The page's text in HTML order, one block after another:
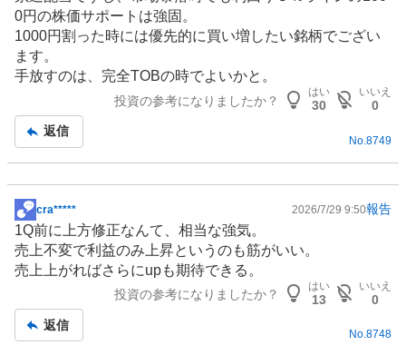
示
板
記
事
0円の株価サポートは強固。
1000円割った時には優先的に買い増したい銘柄でござい
ます。
手放すのは、完全TOBの時でよいかと。
投資の参考になりましたか？
はい
30
いいえ
0
返信
No. 8749
掲
示
板
記
cra***** 2026/7/29 9:50報告
1Q前に上方修正なんて、相当な強気。
売上不変で利益のみ上昇というのも筋がいい。
売上上がればさらにupも期待できる。
投資の参考になりましたか？
はい
13
いいえ
0
返信
No.8748